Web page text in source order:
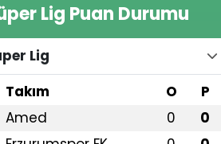
Lig Puan Durumu
Lig
Takım O P
Amed 0 0